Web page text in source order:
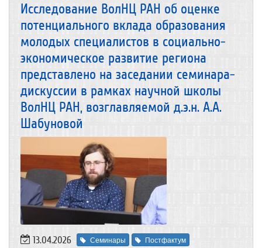
Исследование ВолНЦ РАН об оценке
потенциального вклада образования
молодых специалистов в социально-
экономическое развитие региона
представлено на заседании семинара-
дискуссии в рамках научной школы
ВолНЦ РАН, возглавляемой д.э.н. А.А.
Шабуновой
13.04.2026 Семинары Постфактум